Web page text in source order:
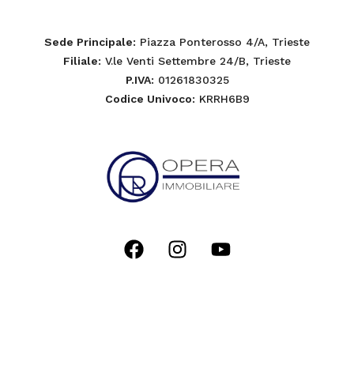
Sede Principale: Piazza Ponterosso 4/A, Trieste
Filiale: V.le Venti Settembre 24/B, Trieste
P.IVA: 01261830325
Codice Univoco: KRRH6B9